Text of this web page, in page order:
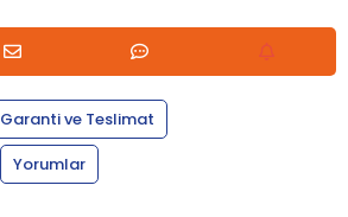
Garanti ve Teslimat
Yorumlar